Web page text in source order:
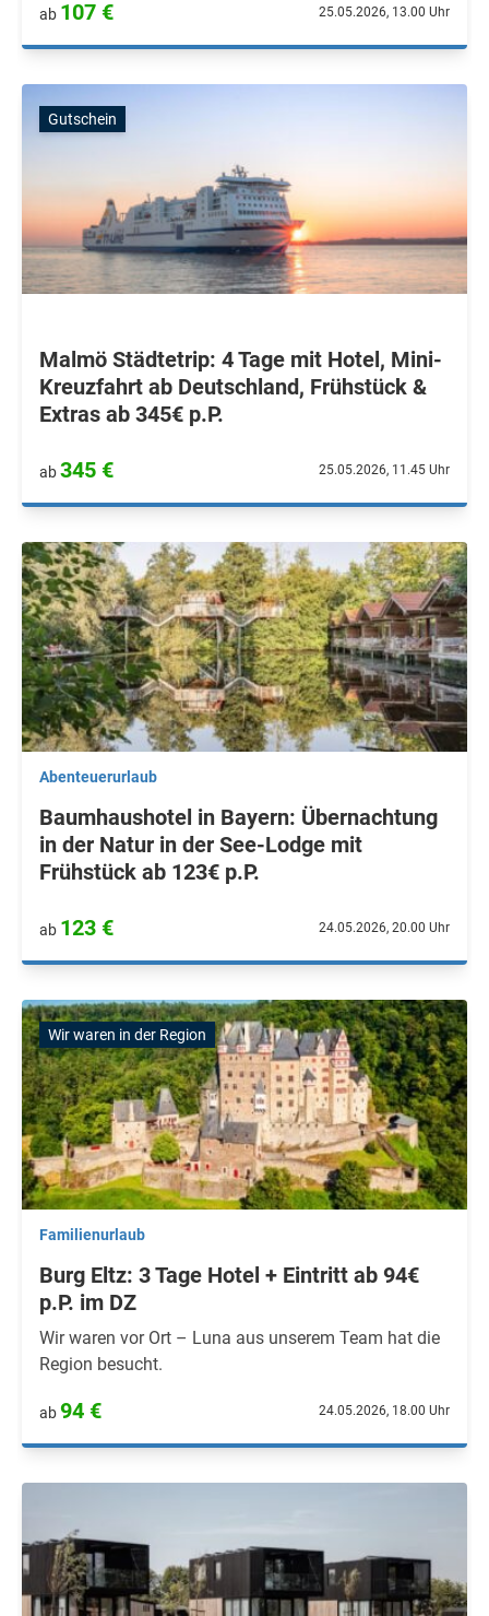
ab 107 € 25.05.2026, 13.00 Uhr
Gutschein
Malmö Städtetrip: 4 Tage mit Hotel, Mini-
Kreuzfahrt ab Deutschland, Frühstück &
Extras ab 345€ p.P.
ab345 € 25.05.2026, 11.45 Uhr
Abenteuerurlaub
Baumhaushotel in Bayern: Übernachtung
in der Natur in der See-Lodge mit
Frühstück ab 123€ p.P.
ab 123 € 24.05.2026, 20.00 Uhr
Wir waren in der Region
Familienurlaub
Burg Eltz: 3 Tage Hotel + Eintritt ab 94€
p.P. im DZ
Wir waren vor Ort – Luna aus unserem Team hat die
Region besucht.
ab94 € 24.05.2026, 18.00 Uhr